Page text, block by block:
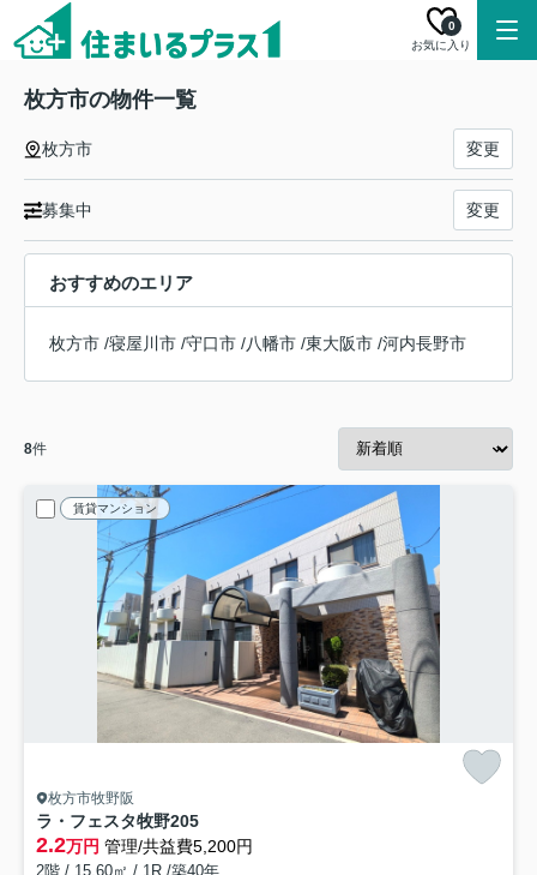
お気に入り
0
枚方市の物件一覧
枚方市 変更
募集中 変更
おすすめのエリア
枚方市 /寝屋川市 /守口市 /八幡市 /東大阪市 /河内長野市
8件
賃貸マンション
枚方市牧野阪
ラ・フェスタ牧野205
2.2万円 管理/共益費5,200円
2階 / 15.60㎡ / 1R /築40年